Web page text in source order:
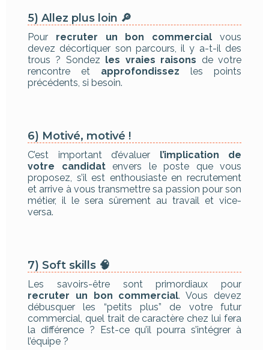
5) Allez plus loin 🔎
Pour recruter un bon commercialvous
devez décortiquer son parcours, il y a-t-il des
trous ? Sondez les vraies raisons de votre
rencontre et approfondissez les points
précédents, si besoin.
6) Motivé, motivé !
C’est important d’évaluer l’implication de
votre candidat envers le poste que vous
proposez, s’il est enthousiaste en recrutement
et arrive à vous transmettre sa passion pour son
métier, il le sera sûrement au travail et vice-
versa.
7) Soft skills 🧠
Les savoirs-être sont primordiaux pour
recruter un bon commercial. Vous devez
débusquer les “petits plus” de votre futur
commercial, quel trait de caractère chez lui fera
la différence ? Est-ce qu’il pourra s’intégrer à
l’équipe ?